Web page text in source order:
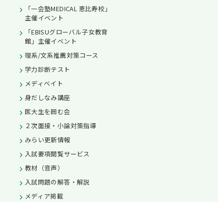
「一会塾MEDICAL 恵比寿校」
主催イベント
「EBISUグローバル子女教育
館」主催イベント
理系/文系推薦対策コース
学力診断テスト
メディベイト
身だしなみ講座
医大生を囲む会
２次面接・小論対策指導
みらい更新情報
入試要項閲覧サービス
教材（音声）
入試問題の解答・解説
メディア掲載